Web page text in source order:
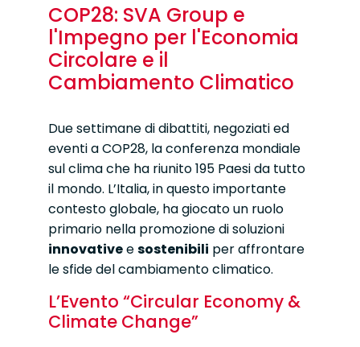
COP28: SVA Group e
l'Impegno per l'Economia
Circolare e il
Cambiamento Climatico
Due settimane di dibattiti, negoziati ed
eventi a COP28, la conferenza mondiale
sul clima che ha riunito 195 Paesi da tutto
il mondo. L’Italia, in questo importante
contesto globale, ha giocato un ruolo
primario nella promozione di soluzioni
innovativeesostenibili per affrontare
le sfide del cambiamento climatico.
L’Evento “Circular Economy &
Climate Change”